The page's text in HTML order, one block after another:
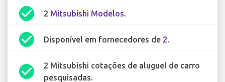
check_circle 2 Mitsubishi Modelos.
check_circle Disponível em fornecedores de 2.
check_circle
2 Mitsubishi cotações de aluguel de carro
pesquisadas.